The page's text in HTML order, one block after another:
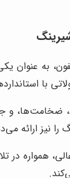
به عنوان
با
ارائه
همواره در